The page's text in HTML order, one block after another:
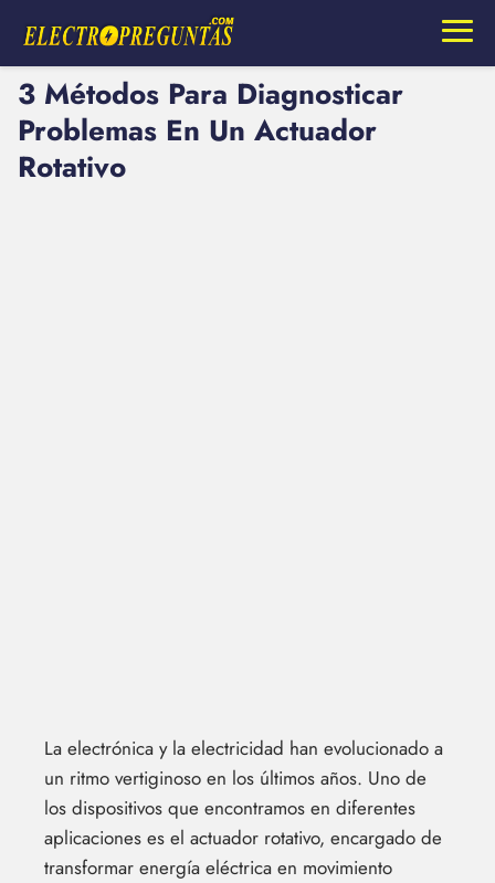
3 Métodos Para Diagnosticar
Problemas En Un Actuador
Rotativo
La electrónica y la electricidad han evolucionado a
un ritmo vertiginoso en los últimos años. Uno de
los dispositivos que encontramos en diferentes
aplicaciones es el actuador rotativo, encargado de
transformar energía eléctrica en movimiento